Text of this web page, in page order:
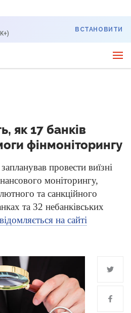
ВСТАНОВИТИ
як 17 банків
фінмоніторингу
запланував провести виїзні
моніторингу,
та санкційного
та 32 небанківських
на сайті